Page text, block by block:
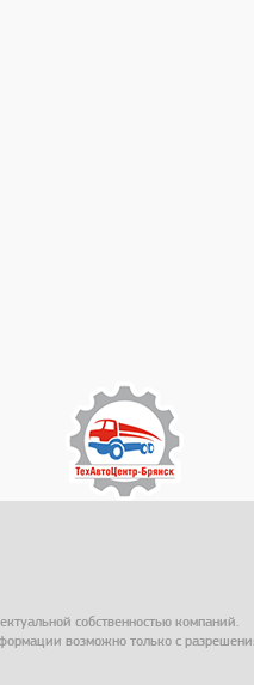
собственностью компаний.
возможно только с